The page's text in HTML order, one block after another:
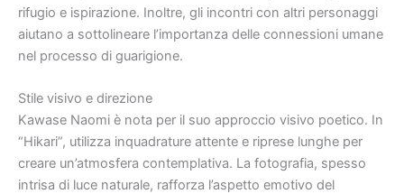
rifugio e ispirazione. Inoltre, gli incontri con altri personaggi
aiutano a sottolineare l’importanza delle connessioni umane
nel processo di guarigione.
Stile visivo e direzione
Kawase Naomi è nota per il suo approccio visivo poetico. In
“Hikari”, utilizza inquadrature attente e riprese lunghe per
creare un’atmosfera contemplativa. La fotografia, spesso
intrisa di luce naturale, rafforza l’aspetto emotivo del